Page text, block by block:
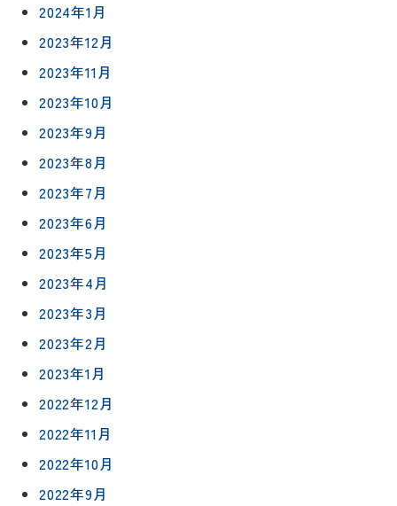
2024年1月
2023年12月
2023年11月
2023年10月
2023年9月
2023年8月
2023年7月
2023年6月
2023年5月
2023年4月
2023年3月
2023年2月
2023年1月
2022年12月
2022年11月
2022年10月
2022年9月